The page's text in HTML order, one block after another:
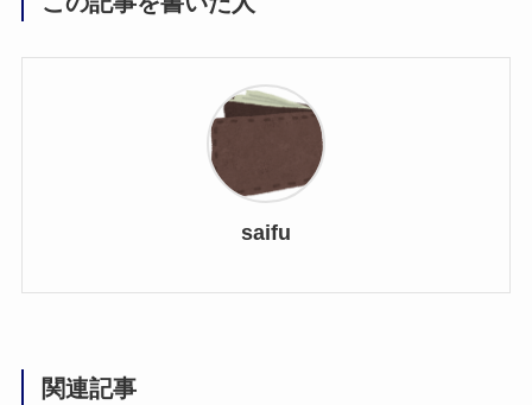
saifu
関連記事